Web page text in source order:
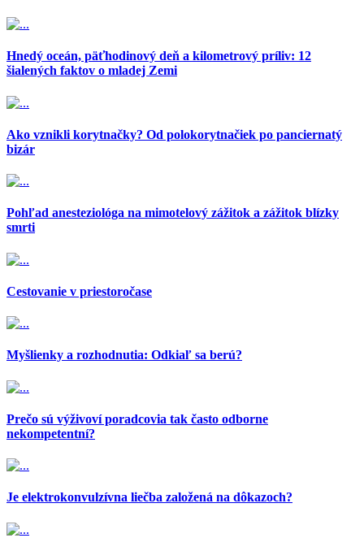
Hnedý oceán, päťhodinový deň a kilometrový príliv: 12
šialených faktov o mladej Zemi
Ako vznikli korytnačky? Od polokorytnačiek po panciernatý
bizár
Pohľad anesteziológa na mimotelový zážitok a zážitok blízky
smrti
Cestovanie v priestoročase
Myšlienky a rozhodnutia: Odkiaľ sa berú?
Prečo sú výživoví poradcovia tak často odborne
nekompetentní?
Je elektrokonvulzívna liečba založená na dôkazoch?